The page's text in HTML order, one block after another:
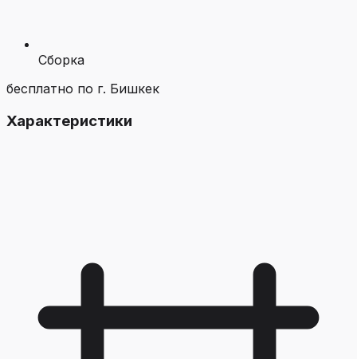
Сборка
бесплатно по г. Бишкек
Характеристики